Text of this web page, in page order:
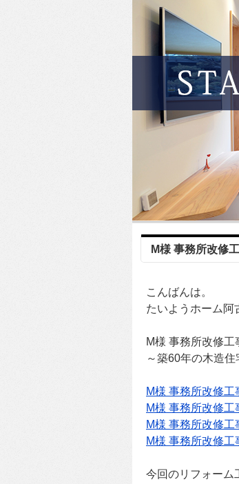
M様 事務所改修
こんばんは。
たいようホーム阿
M様 事務所改修工
～築60年の木造
M様 事務所改修
M様 事務所改修
M様 事務所改修
M様 事務所改修
今回のリフォーム